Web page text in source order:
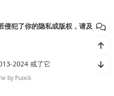
侵犯了你的隐私或版权，请及时联
2024 戒了它
by Puock